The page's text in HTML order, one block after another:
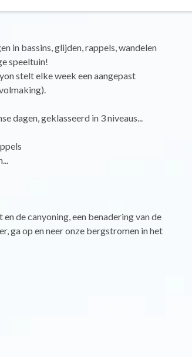
in bassins, glijden, rappels, wandelen
speeltuin!
stelt elke week een aangepast
dagen, geklasseerd in 3 niveaus...
de canyoning, een benadering van de
ga op en neer onze bergstromen in het